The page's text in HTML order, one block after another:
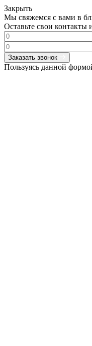
Закрыть
Мы свяжемся с вами в
Оставьте свои контакты
Заказать звонок
Пользуясь данной